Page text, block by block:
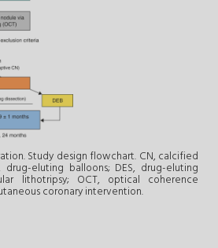
Study design flowchart. CN, calcified
drug-eluting balloons; DES, drug-eluting
lithotripsy; OCT, optical coherence
coronary intervention.